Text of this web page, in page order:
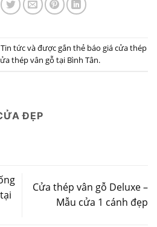
Tin tứcvà được gắn thẻ báo giá cửa thép
thép vân gỗ tại Bình Tân.
ĐẸP
Cửa thép vân gỗ Deluxe –
Mẫu cửa 1 cánh đẹp